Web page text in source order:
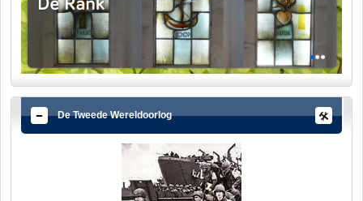
De Tweede Wereldoorlog